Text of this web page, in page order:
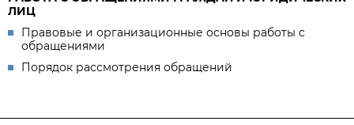
ЛИЦ
Правовые и организационные основы работы с
обращениями
Порядок рассмотрения обращений